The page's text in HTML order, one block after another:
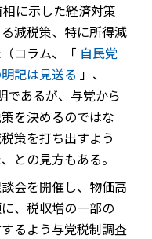
に示した経済対策
減税策、特に所得減
コラム、「 自民党
記は見送る 」、
であるが、与党から
を決めるのではな
策を打ち出すよう
との見方もある。
会を開催し、物価高
、税収増の一部の
るよう与党税制調査